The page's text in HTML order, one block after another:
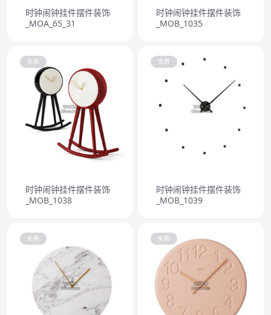
时钟闹钟挂件摆件装饰
_MOA_65_31
时钟闹钟挂件摆件装饰
_MOB_1035
免费
时钟闹钟挂件摆件装饰
_MOB_1038
免费
时钟闹钟挂件摆件装饰
_MOB_1039
免费 免费